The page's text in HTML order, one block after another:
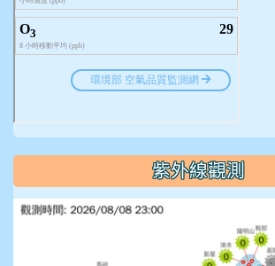
紫外線觀測